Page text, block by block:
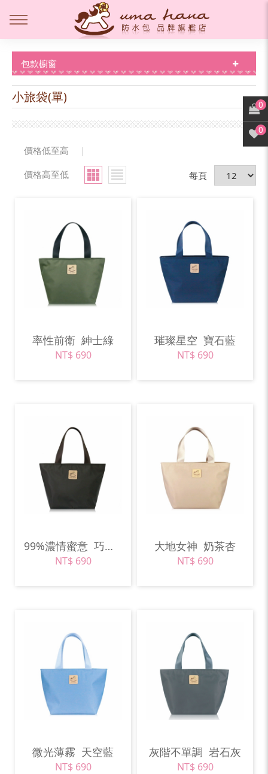
包款櫥窗
小旅袋(單)
價格低至高
|
價格高至低
每頁
率性前衛 紳士綠
NT$ 690
璀璨星空 寶石藍
NT$ 690
99%濃情蜜意 巧克力棕
NT$ 690
大地女神 奶茶杏
NT$ 690
微光薄霧 天空藍
NT$ 690
灰階不單調 岩石灰
NT$ 690
0
0